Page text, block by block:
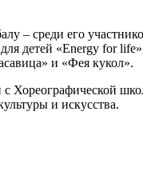
– среди его
детей «Energy for
и «Фея кукол».
и искусства.